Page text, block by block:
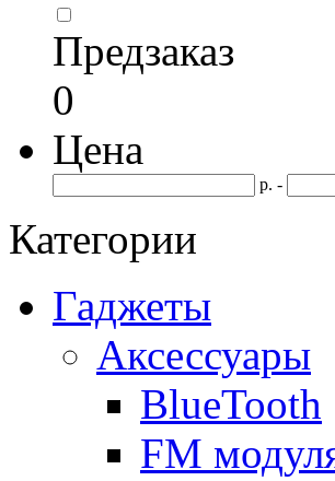
Предзаказ
0
Цена
р. -
Категории
Гаджеты
Аксессуары
BlueTooth
FM